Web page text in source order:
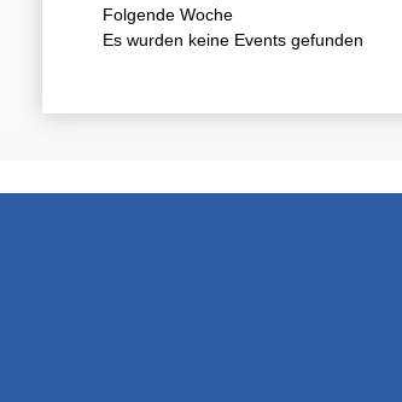
Folgende Woche
Es wurden keine Events gefunden